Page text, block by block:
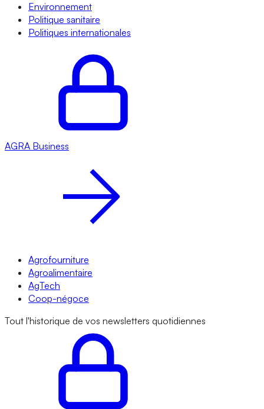
Environnement
Politique sanitaire
Politiques internationales
AGRA Business
Agrofourniture
Agroalimentaire
AgTech
Coop-négoce
Tout l'historique de vos newsletters quotidiennes